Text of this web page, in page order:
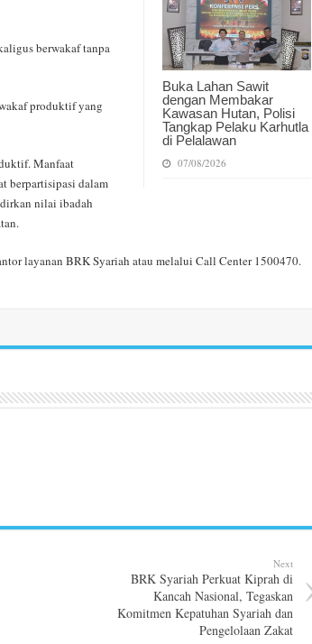
Buka Lahan Sawit
dengan Membakar
Kawasan Hutan, Polisi
Tangkap Pelaku Karhutla
di Pelalawan
07/08/2026
berwakaf tanpa
produktif yang
Manfaat
berpartisipasi dalam
nilai ibadah
layanan BRK Syariah atau melalui Call Center 1500470.
Next
BRK Syariah Perkuat Kiprah di
Kancah Nasional, Tegaskan
Komitmen Kepatuhan Syariah dan
Pengelolaan Zakat